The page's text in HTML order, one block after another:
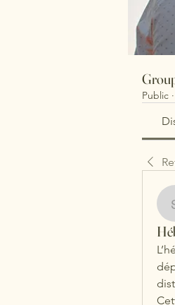
Public ·